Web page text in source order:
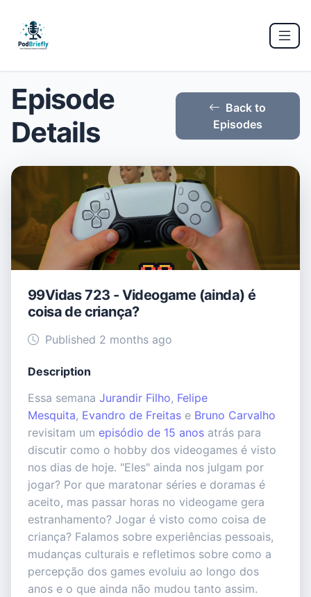
Episode
Details
Back to
Episodes
99Vidas 723 - Videogame (ainda) é
coisa de criança?
Published 2 months ago
Description
Essa semana Jurandir Filho⁠, ⁠Felipe
Mesquita⁠, ⁠Evandro de Freitas⁠ e ⁠Bruno Carvalho⁠
revisitam um episódio de 15 anos atrás para
discutir como o hobby dos videogames é visto
nos dias de hoje. "Eles" ainda nos julgam por
jogar? Por que maratonar séries e doramas é
aceito, mas passar horas no videogame gera
estranhamento? Jogar é visto como coisa de
criança? Falamos sobre experiências pessoais,
mudanças culturais e refletimos sobre como a
percepção dos games evoluiu ao longo dos
anos e o que ainda não mudou tanto assim.